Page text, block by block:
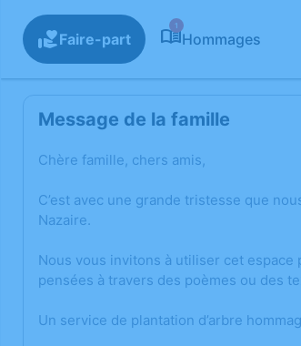
Faire-part
1
Hommages
Message de la famille
Chère famille, chers amis,
C’est avec une grande tristesse que
Nazaire.
Nous vous invitons à utiliser cet
pensées à travers des poèmes ou des
Un service de plantation d’arbre